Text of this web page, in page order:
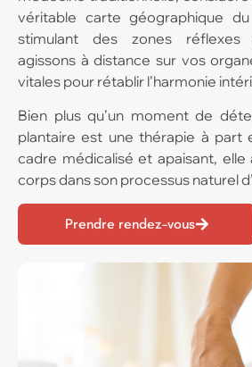
véritable carte géographique
stimulant des zones réflexes
agissons à distance sur vos
vitales pour rétablir l’harmonie
Bien plus qu’un moment de
plantaire est une thérapie à part
cadre médicalisé et apaisant,
corps dans son processus naturel
Prendre rendez-vous